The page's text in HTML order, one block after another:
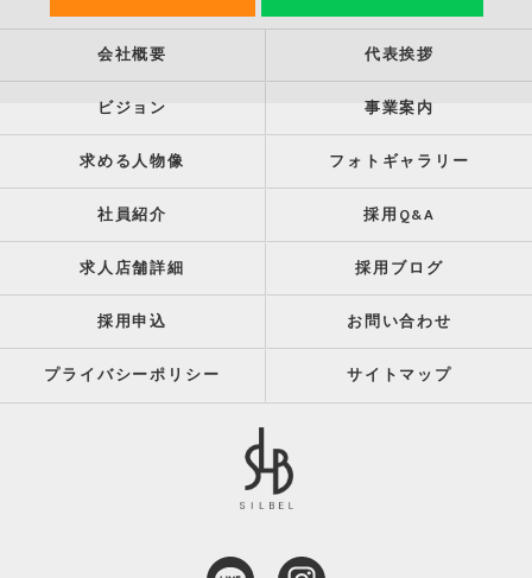
会社概要 代表挨拶
ビジョン 事業案内
求める人物像 フォトギャラリー
社員紹介 採用Q&A
求人店舗詳細 採用ブログ
採用申込 お問い合わせ
プライバシーポリシー サイトマップ